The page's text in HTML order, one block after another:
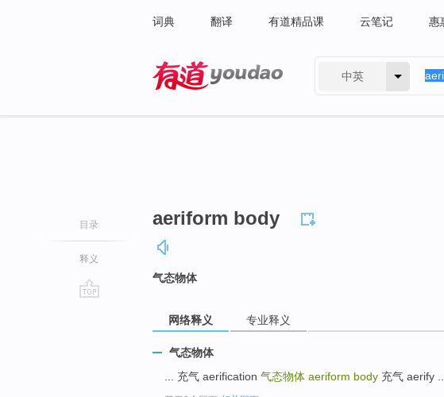
词典 翻译 有道精品课 云笔记 惠
中英
目录
释义
aeriform body
气态物体
网络释义 专业释义
气态物体
... 充气 aerification 气态物体 aeriform body 充气 aerify ...